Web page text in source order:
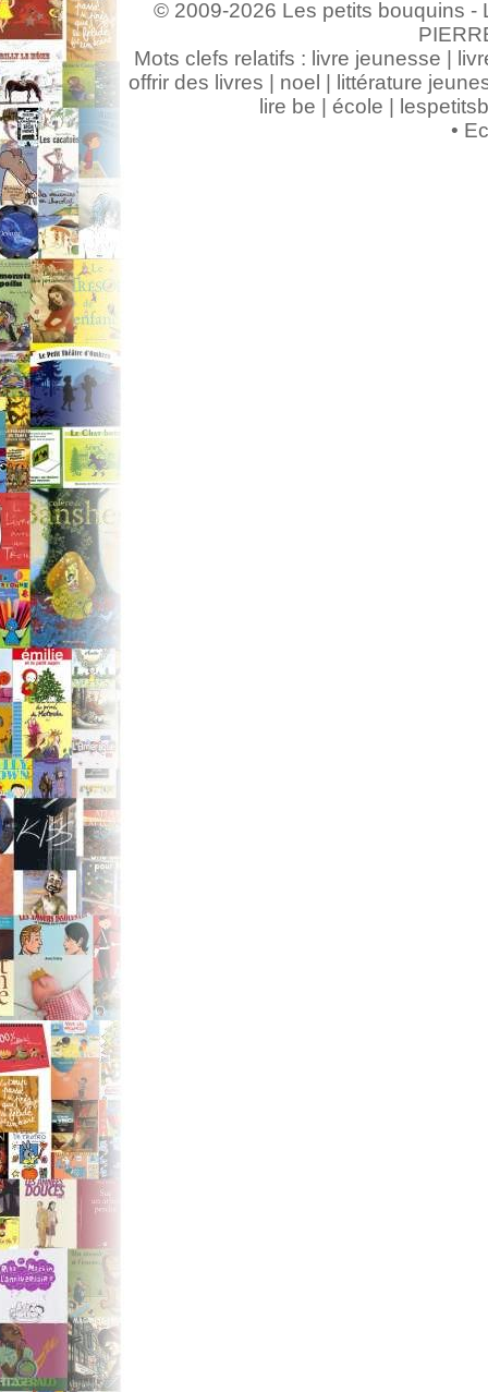
© 2009-2026 Les petits bouquins -
Mots clefs relatifs : livre jeunesse |
offrir des livres | noel | littérature
lire be | école |
•